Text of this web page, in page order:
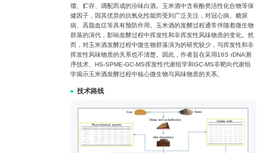
馏、贮存、调配而成的汾味白酒。玉米酒中含有酚类活性化合物等保
健因子，因其优异的抗氧化性能而受到广泛关注，对冠心病、糖尿
病、高脂血症等具有预防作用。玉米酒的发酵过程通常伴随着微生物
群落的演代，影响发酵过程中挥发性和非挥发性风味物质的变化。然
而，对玉米酒发酵过程中微生物群落演为的研究较少，与挥发性和非
挥发性风味物质的关系也不清楚。因此，作者旨在采用16S rDNA测
序技术、HS-SPME-GC-MS挥发性代谢组学和GC-MS非靶向代谢组
学揭示玉米酒发酵过程中核心微生物与风味物质的关系。
技术路线